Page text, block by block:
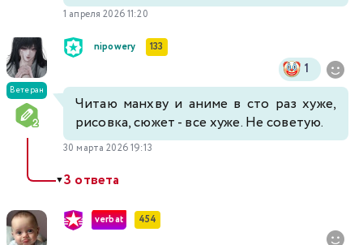
1 апреля 2026 11:20
Ветеран
nipowery 133
1
Читаю манхву и аниме в сто раз хуже,
рисовка, сюжет - все хуже. Не советую.
30 марта 2026 19:13
▼3 ответа
verbat 454